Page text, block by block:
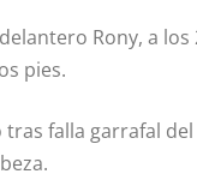
Rony, a
pies.
falla garrafal